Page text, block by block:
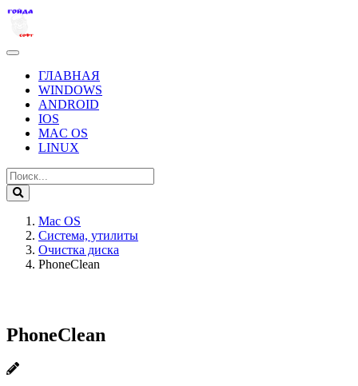
ГЛАВНАЯ
WINDOWS
ANDROID
IOS
MAC OS
LINUX
Mac OS
Система, утилиты
Очистка диска
PhoneClean
PhoneClean